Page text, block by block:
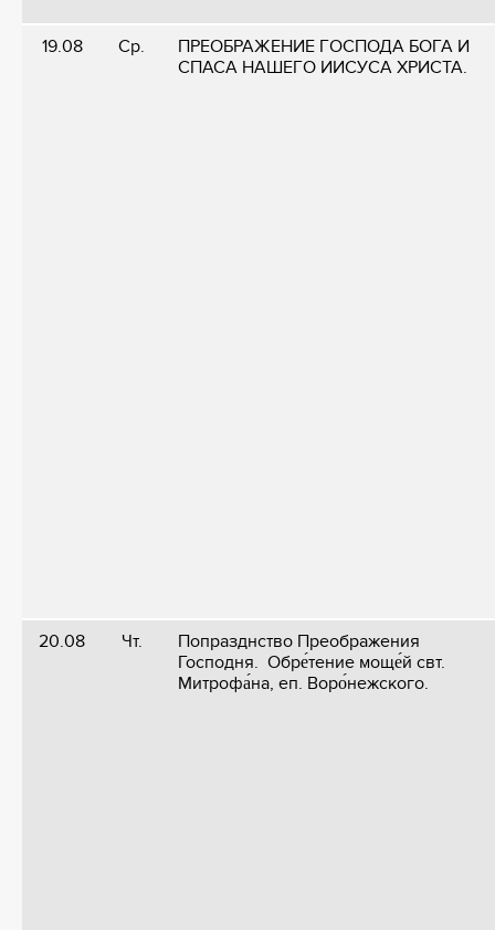
19.08 Ср.
ПРЕОБРАЖЕНИЕ ГОСПОДА БОГА И
СПАСА НАШЕГО ИИСУСА ХРИСТА.
20.08 Чт.
Попразднство Преображения
Господня. Обре́тение моще́й свт.
Митрофа́на, еп. Воро́нежского.